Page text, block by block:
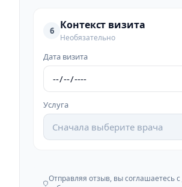
6 Контекст визита
Необязательно
Дата визита
Услуга
Сначала выберите врача
Отправляя отзыв, вы соглашаетесь с